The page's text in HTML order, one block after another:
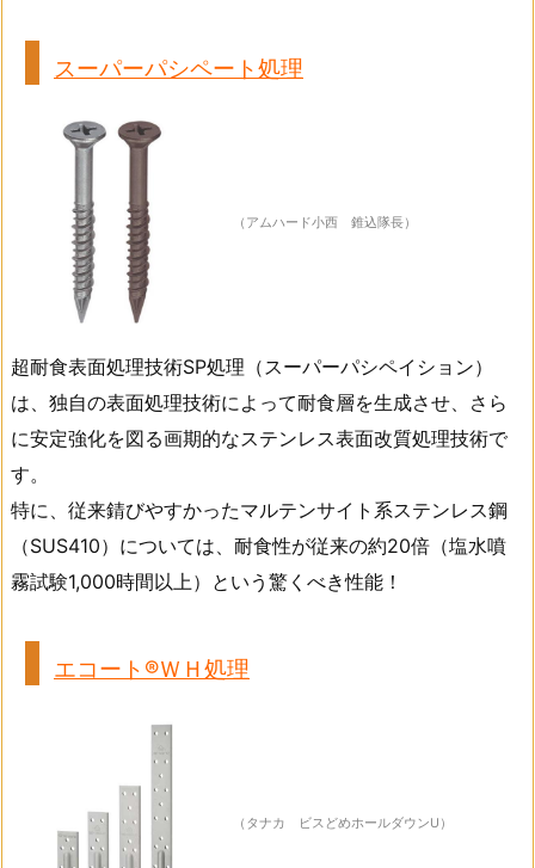
スーパーパシペート処理
（アムハード小西 錐込隊長）
超耐食表面処理技術SP処理（スーパーパシペイション）
は、独自の表面処理技術によって耐食層を生成させ、さら
に安定強化を図る画期的なステンレス表面改質処理技術で
す。
特に、従来錆びやすかったマルテンサイト系ステンレス鋼
（SUS410）については、耐食性が従来の約20倍（塩水噴
霧試験1,000時間以上）という驚くべき性能！
エコート®ＷＨ処理
（タナカ ビスどめホールダウンU）